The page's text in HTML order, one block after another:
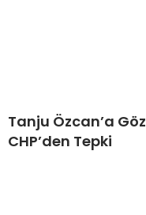
Tanju Özcan’a
CHP’den Tepki